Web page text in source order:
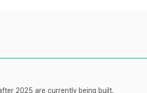
2025 are currently being built.